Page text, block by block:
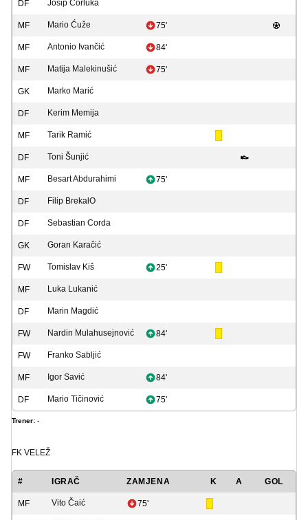
DF Josip Ćorluka
MF Mario Ćuže 75'
MF Antonio Ivančić 84'
MF Matija Malekinušić 75'
GK Marko Marić
DF Kerim Memija
MF Tarik Ramić
DF Toni Šunjić
MF Besart Abdurahimi 75'
DF Filip BrekalO
DF Sebastian Corda
GK Goran Karačić
FW Tomislav Kiš 25'
MF Luka Lukanić
DF Marin Magdić
FW Nardin Mulahusejnović 84'
FW Franko Sabljić
MF Igor Savić 84'
DF Mario Tičinović 75'
Trener: -
FK VELEŽ
# IGRAČ ZAMJENA K A GOL
MF Vito Čaić 75'